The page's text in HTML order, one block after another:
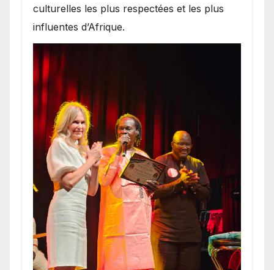
culturelles les plus respectées et les plus
influentes d’Afrique.